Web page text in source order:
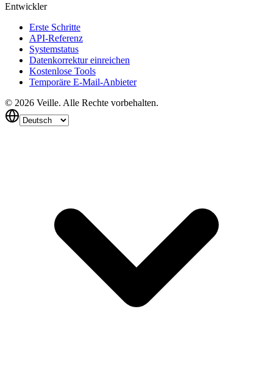
Entwickler
Erste Schritte
API-Referenz
Systemstatus
Datenkorrektur einreichen
Kostenlose Tools
Temporäre E-Mail-Anbieter
© 2026 Veille. Alle Rechte vorbehalten.